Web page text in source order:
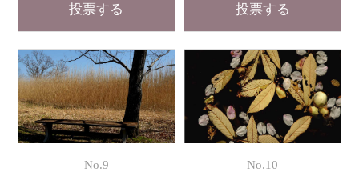
投票する 投票する
No.9 No.10